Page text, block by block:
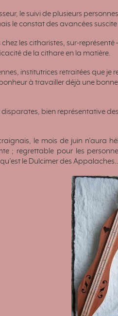
le suivi de plusieurs
le constat des avancées
les citharistes, sur-
de la cithare en la matière.
institutrices retraitées que
à travailler déjà une
bien représentative
le mois de juin n’aura
; regrettable pour les
le Dulcimer des